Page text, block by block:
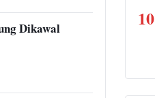
Dikawal
10